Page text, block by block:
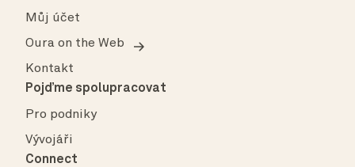
Můj účet
Oura on the Web
Kontakt
Pojďme spolupracovat
Pro podniky
Vývojáři
Connect